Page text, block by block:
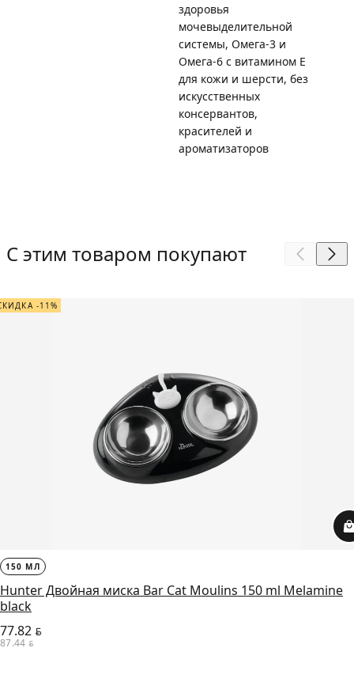
здоровья
мочевыделительной
системы, Омега-3 и
Омега-6 с витамином Е
для кожи и шерсти, без
искусственных
консервантов,
красителей и
ароматизаторов
С этим товаром покупают
-11%
150 МЛ
Hunter Двойная миска Bar Cat Moulins 150 ml Melamine
black
77.82 BYN
87.44 BYN